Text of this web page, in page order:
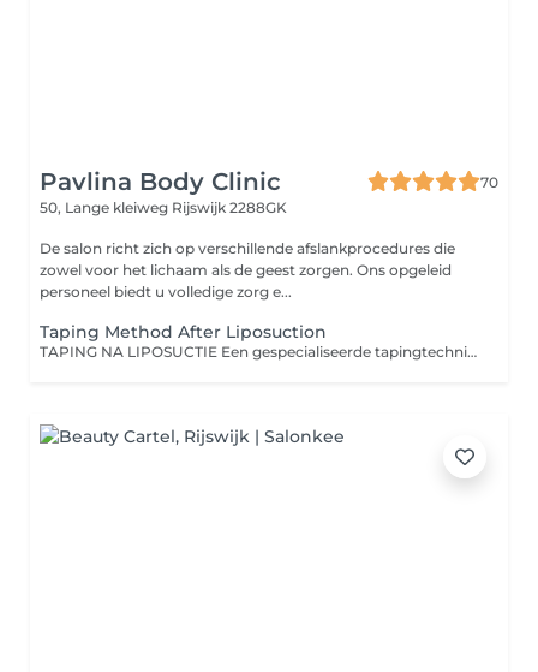
Pavlina Body Clinic
70
50, Lange kleiweg Rijswijk 2288GK
De salon richt zich op verschillende afslankprocedures die
zowel voor het lichaam als de geest zorgen. Ons opgeleid
personeel biedt u volledige zorg e...
Taping Method After Liposuction
TAPING NA LIPOSUCTIE Een gespecialiseerde tapingtechniek die het herstelproces na liposuctie ondersteunt en helpt om een zo glad mogelijk eindresultaat te bereiken. De tapes liften de huid licht, waardoor de lymfestroom wordt gestimuleerd, zwellingen verminderen en de regeneratie van het weefsel wordt bevorderd. Resultaten: snellere afvoer van vocht en vermindering van zwelling vermindering van blauwe plekken stimulatie van het lymfestelsel preventie van verhardingen en fibrose verlichting van druk en spanning ondersteuning van het natuurlijke herstelproces Belangrijk Taping wordt altijd individueel toegepast, afhankelijk van de fase van herstel en het advies van de arts.